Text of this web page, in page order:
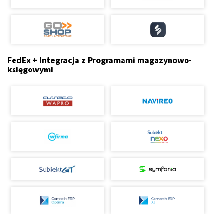
FedEx + Integracja z Programami magazynowo-
księgowymi